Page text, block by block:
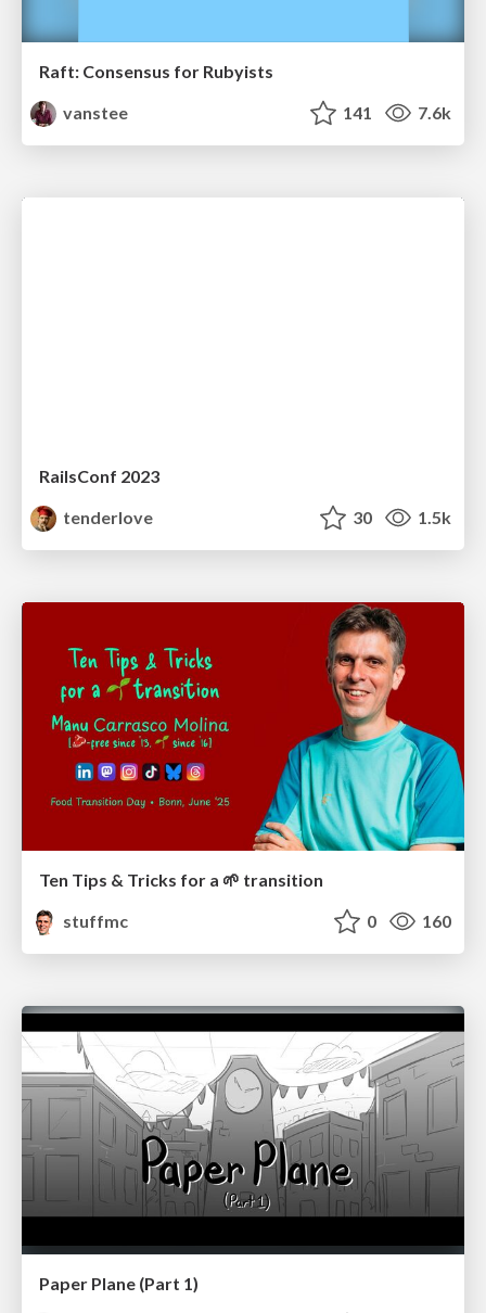
Raft: Consensus for Rubyists
vanstee
141 7.6k
RailsConf 2023
tenderlove
30 1.5k
Ten Tips & Tricks for a 🌱 transition
stuffmc
0 160
Paper Plane (Part 1)